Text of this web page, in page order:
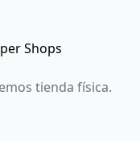
Shops
tienda física.